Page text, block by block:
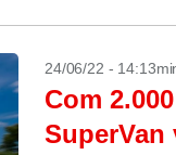
24/06/22 -
Com
SuperVan